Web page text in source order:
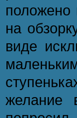
положено
на
виде
желание